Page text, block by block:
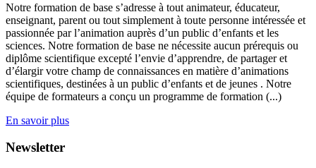
Notre formation de base s’adresse à tout animateur, éducateur,
enseignant, parent ou tout simplement à toute personne intéressée et
passionnée par l’animation auprès d’un public d’enfants et les
sciences. Notre formation de base ne nécessite aucun prérequis ou
diplôme scientifique excepté l’envie d’apprendre, de partager et
d’élargir votre champ de connaissances en matière d’animations
scientifiques, destinées à un public d’enfants et de jeunes . Notre
équipe de formateurs a conçu un programme de formation (...)
En savoir plus
Newsletter